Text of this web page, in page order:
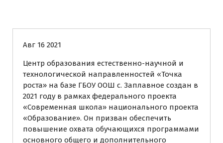
Авг 16 2021
Центр образования естественно-научной и
технологической направленностей «Точка
роста» на базе ГБОУ ООШ с. Заплавное создан в
2021 году в рамках федерального проекта
«Современная школа» национального проекта
«Образование». Он призван обеспечить
повышение охвата обучающихся программами
основного общего и дополнительного